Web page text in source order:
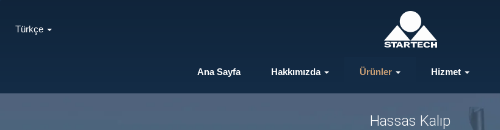
Ana Sayfa Hakkımızda Ürünler Hizmet
Türkçe
Hassas Kalıp